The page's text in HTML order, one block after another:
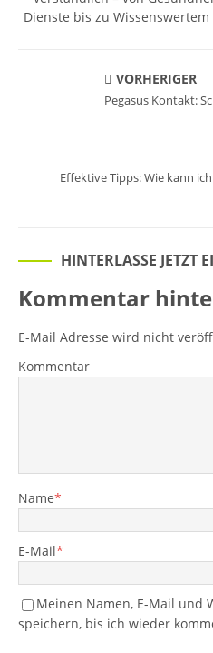
Dienste bis zu
VORHERIGER
Pegasus Kontakt:
Effektive Tipps: Wie kann
HINTERLASSE JETZT
Kommentar
E-Mail Adresse wird nicht
Kommentar
Name*
E-Mail*
Meinen Namen, E-Mail und
speichern, bis ich wieder